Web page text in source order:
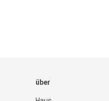
über